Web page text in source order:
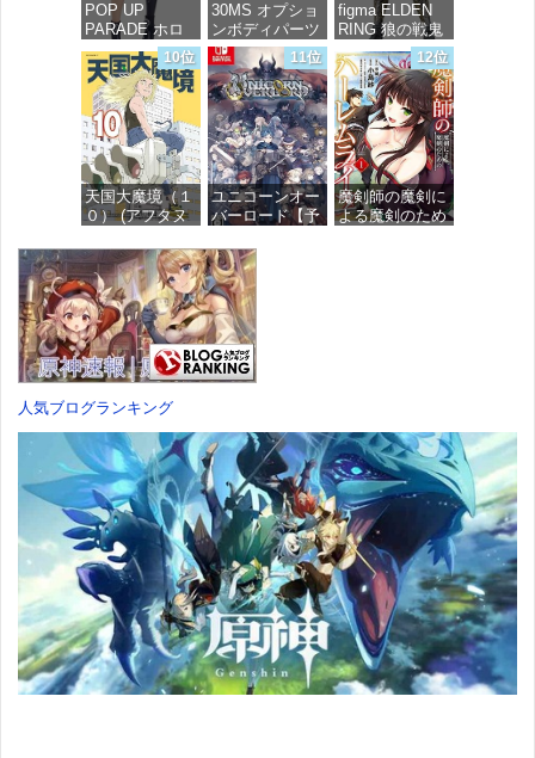
POP UP
PARADE ホロ
ライブプロダク
ション 獅白ぼ
たん ノンスケ
ール プラスチ
ック製 塗装済
み完成品フィギ
ュア
価格：¥4,676
30MS オプショ
ンボディパーツ
アームパーツ&
レッグパーツ
[カラーC] 色分
け済みプラモデ
ル
価格：¥1,949
figma ELDEN
RING 狼の戦鬼
ノンスケール
プラスチック製
塗装済み可動フ
ィギュア
価格：¥13,115
10位
天国大魔境（１
０） (アフタヌ
ス)
価格：¥759
11位
ユニコーンオー
バーロード【予
DLC「アトラス
×ヴァニラウェ
ア 紋章セッ
ト」 同梱 -
Switch
価格：¥7,182
12位
魔剣師の魔剣に
よる魔剣のため
人気ブログランキング